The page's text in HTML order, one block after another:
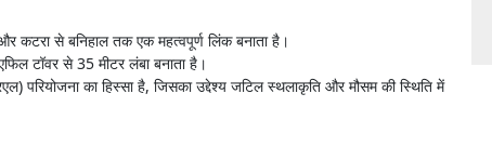
कटरा से बनिहाल तक एक महत्वपूर्ण लिंक बनाता है।
टॉवर से 35 मीटर लंबा बनाता है।
का हिस्सा है, जिसका उद्देश्य जटिल स्थलाकृति और मौसम की स्थिति में